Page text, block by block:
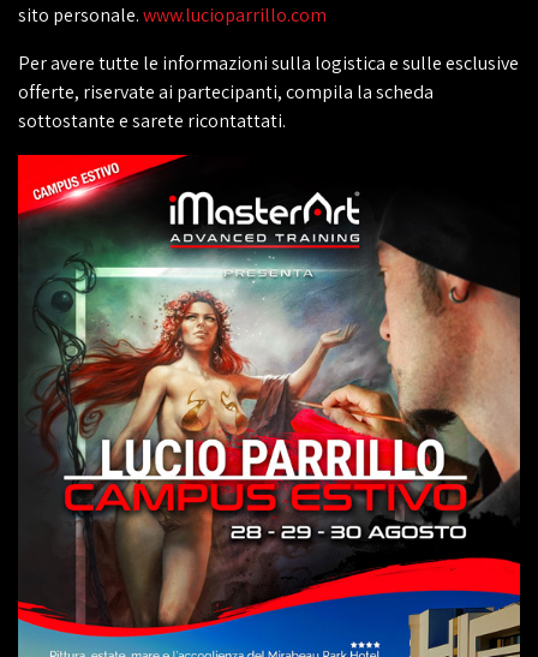
sito personale.www.lucioparrillo.com
Per avere tutte le informazioni sulla logistica e sulle esclusive
offerte, riservate ai partecipanti, compila la scheda
sottostante e sarete ricontattati.